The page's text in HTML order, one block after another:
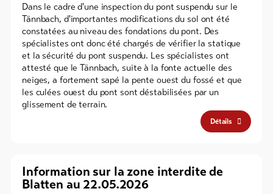
Dans le cadre d'une inspection du pont suspendu sur le
Tännbach, d'importantes modifications du sol ont été
constatées au niveau des fondations du pont. Des
spécialistes ont donc été chargés de vérifier la statique
et la sécurité du pont suspendu. Les spécialistes ont
attesté que le Tännbach, suite à la fonte actuelle des
neiges, a fortement sapé la pente ouest du fossé et que
les culées ouest du pont sont déstabilisées par un
glissement de terrain.
Détails
Information sur la zone interdite de
Blatten au 22.05.2026